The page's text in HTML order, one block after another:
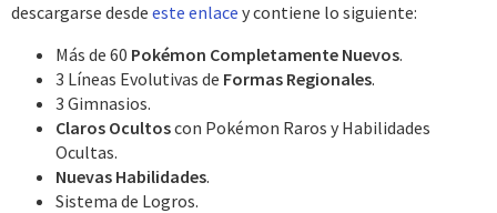
descargarse desde este enlace y contiene lo siguiente:
Más de 60 Pokémon Completamente Nuevos.​
3 Líneas Evolutivas de Formas Regionales.​
3 Gimnasios.​
Claros Ocultoscon Pokémon Raros y Habilidades
Ocultas.​
Nuevas Habilidades.​
Sistema de Logros.​